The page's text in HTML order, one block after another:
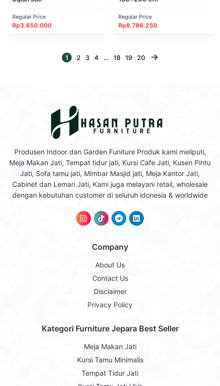
Regular Price
Rp3.650.000
Regular Price
Rp8.786.250
1 2 3 4 … 18 19 20 →
Produsen Indoor dan Garden Funiture Produk kami meliputi,
Meja Makan Jati, Tempat tidur jati, Kursi Cafe Jati, Kusen Pintu
Jati, Sofa tamu jati, Mimbar Masjid jati, Meja Kantor Jati,
Cabinet dan Lemari Jati, Kami juga melayani retail, wholesale
dengan kebutuhan customer di seluruh idonesia & worldwide
Company
About Us
Contact Us
Disclaimer
Privacy Policy
Kategori Furniture Jepara Best Seller
Meja Makan Jati
Kursi Tamu Minimalis
Tempat Tidur Jati